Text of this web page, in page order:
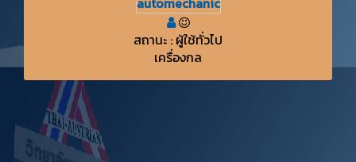
สถานะ : ผู้ใช้ทั่วไป
เครื่องกล